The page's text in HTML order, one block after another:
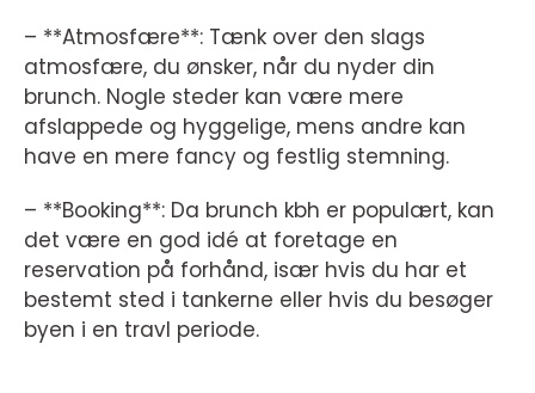
– **Atmosfære**: Tænk over den slags
atmosfære, du ønsker, når du nyder din
brunch. Nogle steder kan være mere
afslappede og hyggelige, mens andre kan
have en mere fancy og festlig stemning.
– **Booking**: Da brunch kbh er populært, kan
det være en god idé at foretage en
reservation på forhånd, især hvis du har et
bestemt sted i tankerne eller hvis du besøger
byen i en travl periode.